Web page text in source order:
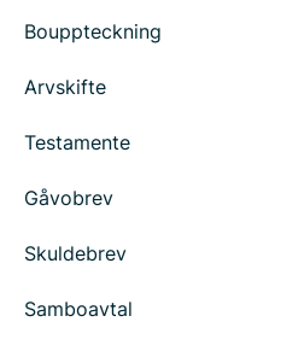
Bouppteckning
Arvskifte
Testamente
Gåvobrev
Skuldebrev
Samboavtal